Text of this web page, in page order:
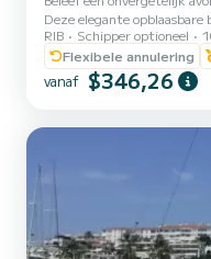
Deze elegante
kracht en comfort. Met een
perfect voor groepsreizen,
Uitgerust met een Honda-
nieuwste generatie, biedt
RIB Schipper optioneel
Flexibele annulering
vanaf $346,26